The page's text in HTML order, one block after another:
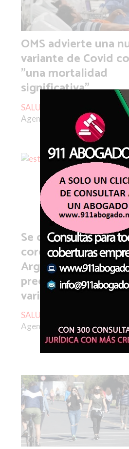
OMS advierte una
variante de Covid
"una mortalidad
significativa"
Agencia de Noticias del
SALUD - CORONAVIRUS
Se disparan casos
coronavirus en
Argentina y hay
preocupación por
variante
Agencia de Noticias del
SALUD - CORONAVIRUS